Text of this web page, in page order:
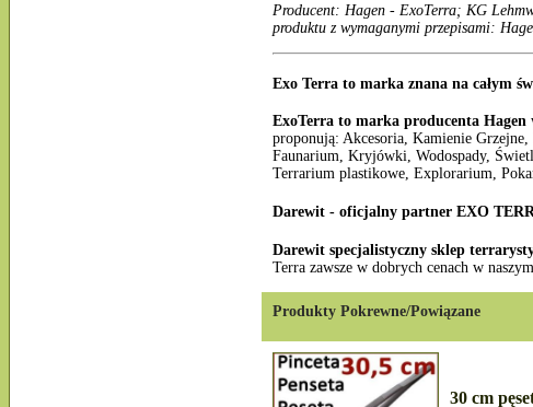
Producent: Hagen - ExoTerra; KG
produktu z wymaganymi przepisami:
Exo Terra to marka znana na całym
ExoTerra to marka producenta Hagen
proponują: Akcesoria, Kamienie
Faunarium, Kryjówki, Wodospady,
Terrarium plastikowe, Explorarium,
Darewit - oficjalny partner EXO
Darewit specjalistyczny sklep
Terra zawsze w dobrych cenach w
Produkty Pokrewne/Powiązane
30 cm